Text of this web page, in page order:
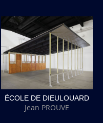
ÉCOLE DE DIEULOUARD
Jean PROUVE